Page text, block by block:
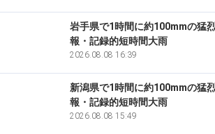
岩手県で1時間に約100mmの猛
報・記録的短時間大雨
2026.08.08 16:39
新潟県で1時間に約100mmの猛
報・記録的短時間大雨
2026.08.08 15:49